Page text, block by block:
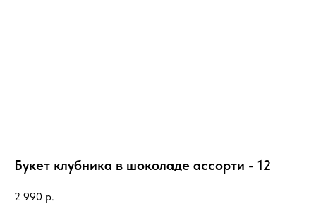
Букет клубника в шоколаде ассорти - 12
2 990 р.